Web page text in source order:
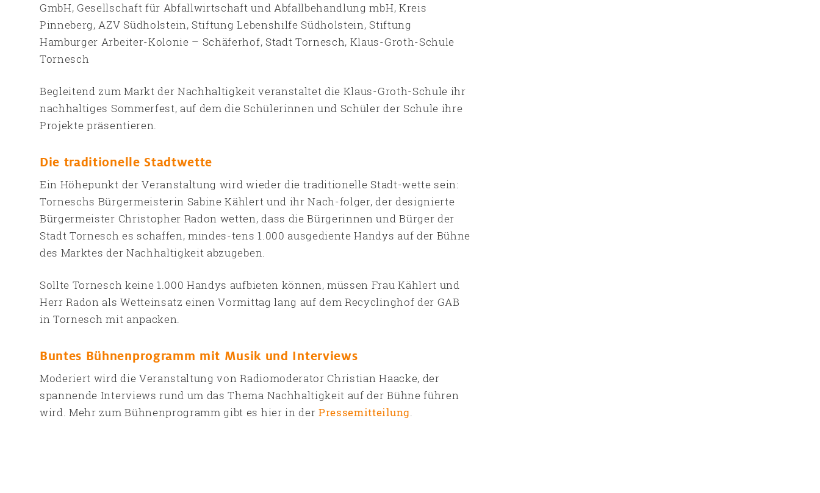
GmbH, Gesellschaft für Abfallwirtschaft und Abfallbehandlung mbH, Kreis
Pinneberg, AZV Südholstein, Stiftung Lebenshilfe Südholstein, Stiftung
Hamburger Arbeiter-Kolonie – Schäferhof, Stadt Tornesch, Klaus-Groth-Schule
Tornesch
Begleitend zum Markt der Nachhaltigkeit veranstaltet die Klaus-Groth-Schule ihr
nachhaltiges Sommerfest, auf dem die Schülerinnen und Schüler der Schule ihre
Projekte präsentieren.
Die traditionelle Stadtwette
Ein Höhepunkt der Veranstaltung wird wieder die traditionelle Stadt-wette sein:
Torneschs Bürgermeisterin Sabine Kählert und ihr Nach-folger, der designierte
Bürgermeister Christopher Radon wetten, dass die Bürgerinnen und Bürger der
Stadt Tornesch es schaffen, mindes-tens 1.000 ausgediente Handys auf der Bühne
des Marktes der Nachhaltigkeit abzugeben.
Sollte Tornesch keine 1.000 Handys aufbieten können, müssen Frau Kählert und
Herr Radon als Wetteinsatz einen Vormittag lang auf dem Recyclinghof der GAB
in Tornesch mit anpacken.
Buntes Bühnenprogramm mit Musik und Interviews
Moderiert wird die Veranstaltung von Radiomoderator Christian Haacke, der
spannende Interviews rund um das Thema Nachhaltigkeit auf der Bühne führen
wird. Mehr zum Bühnenprogramm gibt es hier in der Pressemitteilung.